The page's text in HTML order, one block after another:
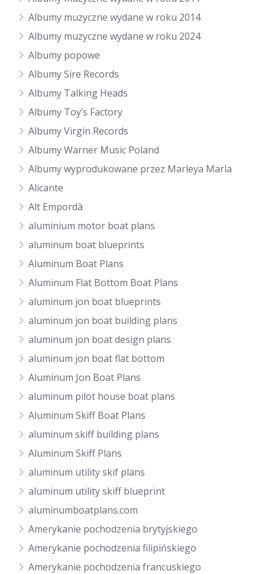
Albumy muzyczne wydane w roku 2014
Albumy muzyczne wydane w roku 2024
Albumy popowe
Albumy Sire Records
Albumy Talking Heads
Albumy Toy’s Factory
Albumy Virgin Records
Albumy Warner Music Poland
Albumy wyprodukowane przez Marleya Marla
Alicante
Alt Empordà
aluminium motor boat plans
aluminum boat blueprints
Aluminum Boat Plans
Aluminum Flat Bottom Boat Plans
aluminum jon boat blueprints
aluminum jon boat building plans
aluminum jon boat design plans
aluminum jon boat flat bottom
Aluminum Jon Boat Plans
aluminum pilot house boat plans
Aluminum Skiff Boat Plans
aluminum skiff building plans
Aluminum Skiff Plans
aluminum utility skif plans
aluminum utility skiff blueprint
aluminumboatplans.com
Amerykanie pochodzenia brytyjskiego
Amerykanie pochodzenia filipińskiego
Amerykanie pochodzenia francuskiego